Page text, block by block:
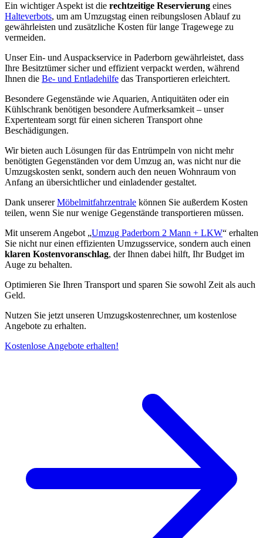
Ein wichtiger Aspekt ist die rechtzeitige Reservierung eines
Halteverbots, um am Umzugstag einen reibungslosen Ablauf zu
gewährleisten und zusätzliche Kosten für lange Tragewege zu
vermeiden.
Unser Ein- und Auspackservice in Paderborn gewährleistet, dass
Ihre Besitztümer sicher und effizient verpackt werden, während
Ihnen die Be- und Entladehilfe das Transportieren erleichtert.
Besondere Gegenstände wie Aquarien, Antiquitäten oder ein
Kühlschrank benötigen besondere Aufmerksamkeit – unser
Expertenteam sorgt für einen sicheren Transport ohne
Beschädigungen.
Wir bieten auch Lösungen für das Entrümpeln von nicht mehr
benötigten Gegenständen vor dem Umzug an, was nicht nur die
Umzugskosten senkt, sondern auch den neuen Wohnraum von
Anfang an übersichtlicher und einladender gestaltet.
Dank unsererMöbelmitfahrzentrale können Sie außerdem Kosten
teilen, wenn Sie nur wenige Gegenstände transportieren müssen.
Mit unserem Angebot „Umzug Paderborn 2 Mann + LKW“ erhalten
Sie nicht nur einen effizienten Umzugsservice, sondern auch einen
klaren Kostenvoranschlag, der Ihnen dabei hilft, Ihr Budget im
Auge zu behalten.
Optimieren Sie Ihren Transport und sparen Sie sowohl Zeit als auch
Geld.
Nutzen Sie jetzt unseren Umzugskostenrechner, um kostenlose
Angebote zu erhalten.
Kostenlose Angebote erhalten!